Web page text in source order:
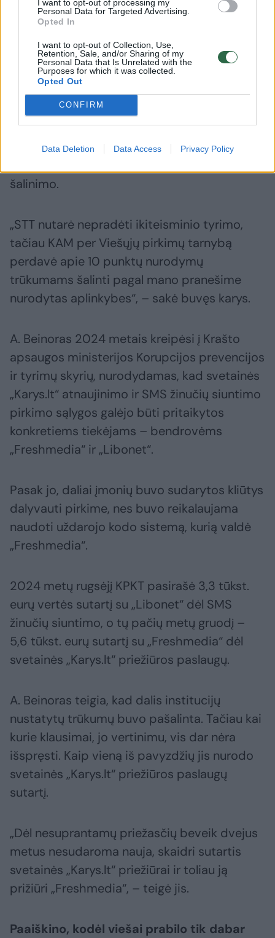
I want to opt-out of processing my
Personal Data for Targeted Advertising.
Opted In
I want to opt-out of Collection, Use,
Retention, Sale, and/or Sharing of my
Personal Data that Is Unrelated with the
Purposes for which it was collected.
Opted Out
CONFIRM
Data Deletion Data Access Privacy Policy
pranešėjo statusą, o pranešimą perdavė
nurodė A. Beinoras.
Pasak jo, STT ikiteisminio tyrimo nepradėjo,
nes galimai padaryta žala nesiekė
baudžiamajai atsakomybei taikomos ribos.
Vis dėlto, A. Beinoro teigimu, institucija
šalinimo.
„STT nutarė nepradėti ikiteisminio tyrimo,
tačiau KAM per Viešųjų pirkimų tarnybą
perdavė apie 10 punktų nurodymų
trūkumams šalinti pagal mano pranešime
nurodytas aplinkybes“, – sakė buvęs karys.
A. Beinoras 2024 metais kreipėsi į Krašto
apsaugos ministerijos Korupcijos prevencijos
ir tyrimų skyrių, nurodydamas, kad svetainės
„Karys.lt“ atnaujinimo ir SMS žinučių siuntimo
pirkimo sąlygos galėjo būti pritaikytos
konkretiems tiekėjams – bendrovėms
„Freshmedia“ ir „Libonet“.
Pasak jo, daliai įmonių buvo sudarytos kliūtys
dalyvauti pirkime, nes buvo reikalaujama
naudoti uždarojo kodo sistemą, kurią valdė
„Freshmedia“.
2024 metų rugsėjį KPKT pasirašė 3,3 tūkst.
eurų vertės sutartį su „Libonet“ dėl SMS
žinučių siuntimo, o tų pačių metų gruodį –
5,6 tūkst. eurų sutartį su „Freshmedia“ dėl
svetainės „Karys.lt“ priežiūros paslaugų.
A. Beinoras teigia, kad dalis institucijų
nustatytų trūkumų buvo pašalinta. Tačiau kai
kurie klausimai, jo vertinimu, vis dar nėra
išspręsti. Kaip vieną iš pavyzdžių jis nurodo
svetainės „Karys.lt“ priežiūros paslaugų
sutartį.
„Dėl nesuprantamų priežasčių beveik dvejus
metus nesudaroma nauja, skaidri sutartis
svetainės „Karys.lt“ priežiūrai ir toliau ją
prižiūri „Freshmedia“, – teigė jis.
Paaiškino, kodėl viešai prabilo tik dabar